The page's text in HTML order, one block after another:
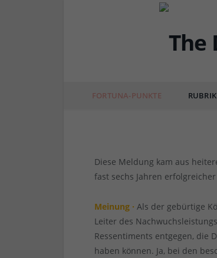
FORTUNA-PUNKTE
NLZ-Chef
Diese Meldung kam aus
fast sechs Jahren
Meinung ·Als der gebürtige
Leiter des
Ressentiments entgegen, die
haben können. Ja, bei den